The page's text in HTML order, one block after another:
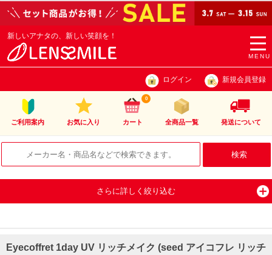
MENU
新しいアナタの、新しい笑顔を！
ログイン 新規会員登録
ご利用案内 お気に入り カート
0
全商品一覧 発送について
さらに詳しく絞り込む
Eyecoffret 1day UV リッチメイク (seed アイコフレ リッチ